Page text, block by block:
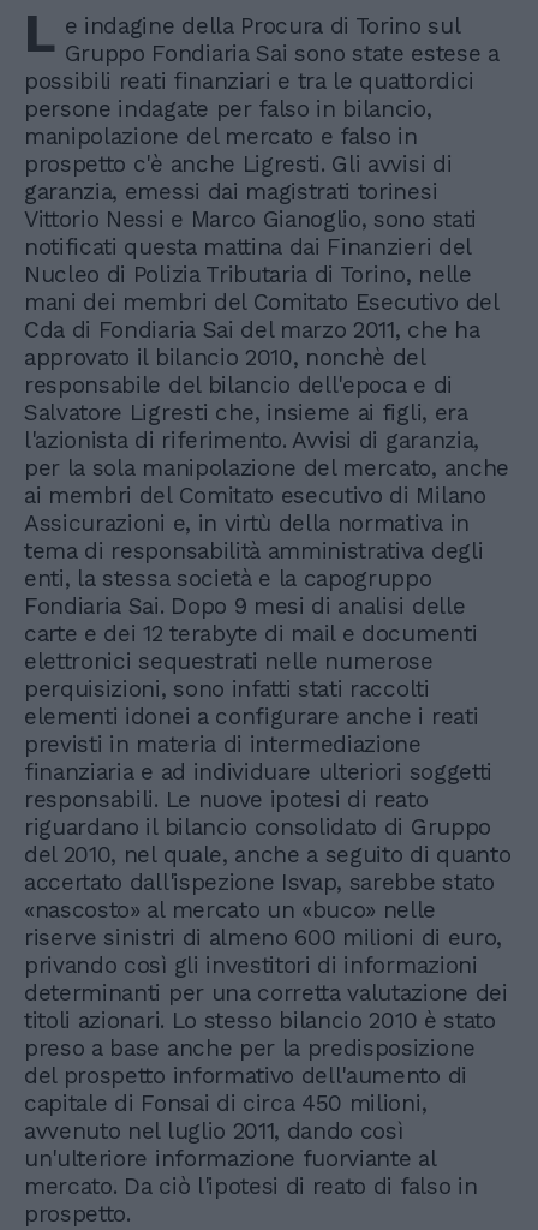
L e indagine della Procura di Torino sul
Gruppo Fondiaria Sai sono state estese a
possibili reati finanziari e tra le quattordici
persone indagate per falso in bilancio,
manipolazione del mercato e falso in
prospetto c'è anche Ligresti. Gli avvisi di
garanzia, emessi dai magistrati torinesi
Vittorio Nessi e Marco Gianoglio, sono stati
notificati questa mattina dai Finanzieri del
Nucleo di Polizia Tributaria di Torino, nelle
mani dei membri del Comitato Esecutivo del
Cda di Fondiaria Sai del marzo 2011, che ha
approvato il bilancio 2010, nonchè del
responsabile del bilancio dell'epoca e di
Salvatore Ligresti che, insieme ai figli, era
l'azionista di riferimento. Avvisi di garanzia,
per la sola manipolazione del mercato, anche
ai membri del Comitato esecutivo di Milano
Assicurazioni e, in virtù della normativa in
tema di responsabilità amministrativa degli
enti, la stessa società e la capogruppo
Fondiaria Sai. Dopo 9 mesi di analisi delle
carte e dei 12 terabyte di mail e documenti
elettronici sequestrati nelle numerose
perquisizioni, sono infatti stati raccolti
elementi idonei a configurare anche i reati
previsti in materia di intermediazione
finanziaria e ad individuare ulteriori soggetti
responsabili. Le nuove ipotesi di reato
riguardano il bilancio consolidato di Gruppo
del 2010, nel quale, anche a seguito di quanto
accertato dall'ispezione Isvap, sarebbe stato
«nascosto» al mercato un «buco» nelle
riserve sinistri di almeno 600 milioni di euro,
privando così gli investitori di informazioni
determinanti per una corretta valutazione dei
titoli azionari. Lo stesso bilancio 2010 è stato
preso a base anche per la predisposizione
del prospetto informativo dell'aumento di
capitale di Fonsai di circa 450 milioni,
avvenuto nel luglio 2011, dando così
un'ulteriore informazione fuorviante al
mercato. Da ciò l'ipotesi di reato di falso in
prospetto.